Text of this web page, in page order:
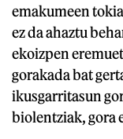
emakumeen
ez da ahaztu
ekoizpen
gorakada bat
ikusgarritasun
biolentziak, gora